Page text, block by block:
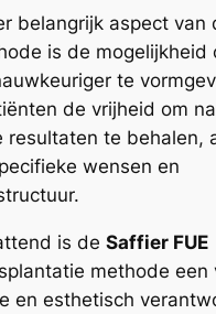
belangrijk aspect van
is de mogelijkheid
te
de vrijheid om
resultaten te behalen,
wensen en
is de Saffier FUE
methode een
en esthetisch